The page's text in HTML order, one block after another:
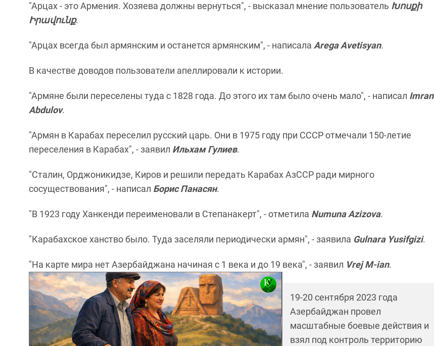
"Арцах - это Армения. Хозяева должны вернуться", - высказал мнение пользователь Խոսքի
Իրավունք.
"Арцах всегда был армянским и останется армянским", - написала Arega Avetisyan.
В качестве доводов пользователи апеллировали к истории.
"Армяне были переселены туда с 1828 года. До этого их там было очень мало", - написал Imran
Abdulov.
"Армян в Карабах переселил русский царь. Они в 1975 году при СССР отмечали 150-летие
переселения в Карабах", - заявил Ильхам Гулиев.
"Сталин, Орджоникидзе, Киров и решили передать Карабах АзССР ради мирного
сосуществования", - написал Борис Панасян.
"В 1923 году Ханкенди переименовали в Степанакерт", - отметила Numuna Azizova.
"Карабахское ханство было. Туда заселяли периодически армян", - заявила Gulnara Yusifgizi.
"На карте мира нет Азербайджана начиная с 1 века и до 19 века", - заявил Vrej M-ian.
19-20 сентября 2023 года
Азербайджан провел
масштабные боевые действия и
взял под контроль территорию